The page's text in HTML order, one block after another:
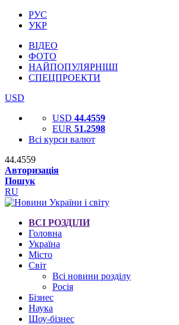
РУС
УКР
ВІДЕО
ФОТО
НАЙПОПУЛЯРНІШІ
СПЕЦПРОЕКТИ
USD
USD 44.4559
EUR 51.2598
Всі курси валют
44.4559
Авторизація
Пошук
RU
ВСІ РОЗДІЛИ
Головна
Україна
Місто
Світ
Всі новини розділу
Росія
Бізнес
Наука
Шоу-бізнес